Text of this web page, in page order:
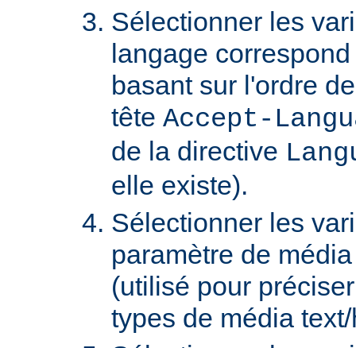
Sélectionner les
langage
basant sur l'ordre
tête Accept-
de la directive
elle existe).
Sélectionner les
paramètre de
(utilisé pour
types de média